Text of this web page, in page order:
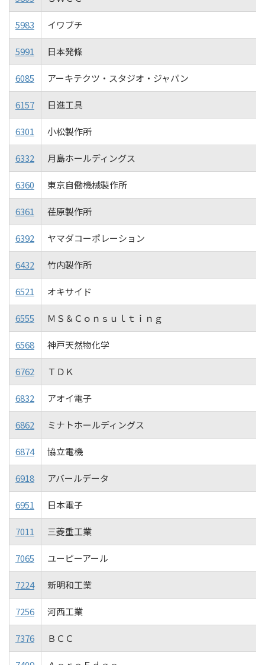
5983 イワブチ
5991 日本発條
6085 アーキテクツ・スタジオ・ジャパン
6157 日進工具
6301 小松製作所
6332 月島ホールディングス
6360 東京自働機械製作所
6361 荏原製作所
6392 ヤマダコーポレーション
6432 竹内製作所
6521 オキサイド
6555 ＭＳ＆Ｃｏｎｓｕｌｔｉｎｇ
6568 神戸天然物化学
6762 ＴＤＫ
6832 アオイ電子
6862 ミナトホールディングス
6874 協立電機
6918 アバールデータ
6951 日本電子
7011 三菱重工業
7065 ユーピーアール
7224 新明和工業
7256 河西工業
7376 ＢＣＣ